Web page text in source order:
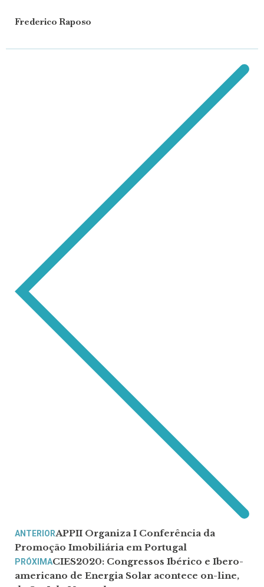
Frederico Raposo
ANTERIORAPPII Organiza I Conferência da
Promoção Imobiliária em Portugal
PRÓXIMACIES2020: Congressos Ibérico e Ibero-
americano de Energia Solar acontece on-line,